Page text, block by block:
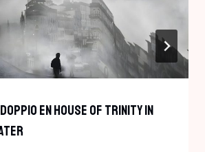
Doppio En House Of Trinity In